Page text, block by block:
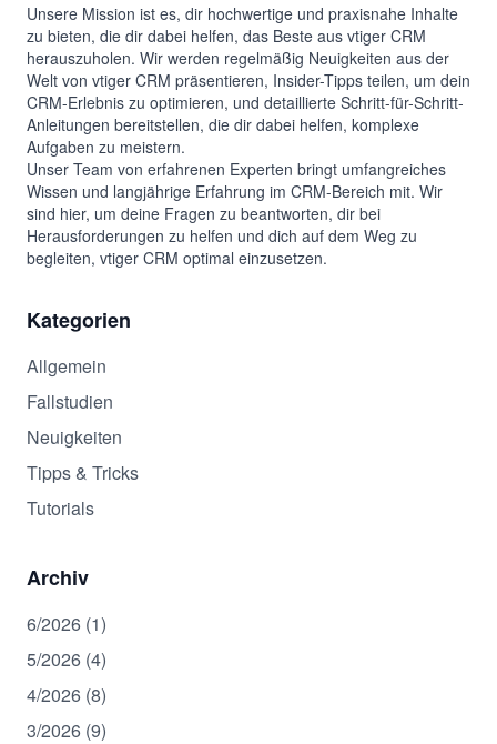
Unsere Mission ist es, dir hochwertige und praxisnahe Inhalte
zu bieten, die dir dabei helfen, das Beste aus vtiger CRM
herauszuholen. Wir werden regelmäßig Neuigkeiten aus der
Welt von vtiger CRM präsentieren, Insider-Tipps teilen, um dein
CRM-Erlebnis zu optimieren, und detaillierte Schritt-für-Schritt-
Anleitungen bereitstellen, die dir dabei helfen, komplexe
Aufgaben zu meistern.
Unser Team von erfahrenen Experten bringt umfangreiches
Wissen und langjährige Erfahrung im CRM-Bereich mit. Wir
sind hier, um deine Fragen zu beantworten, dir bei
Herausforderungen zu helfen und dich auf dem Weg zu
begleiten, vtiger CRM optimal einzusetzen.
Kategorien
Allgemein
Fallstudien
Neuigkeiten
Tipps & Tricks
Tutorials
Archiv
6/2026 (1)
5/2026 (4)
4/2026 (8)
3/2026 (9)